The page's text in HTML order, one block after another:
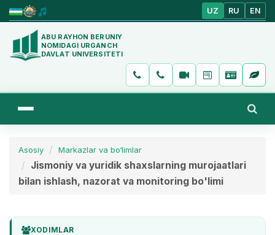
UZ RU EN
ABU RAYHON BERUNIY
NOMIDAGI URGANCH
DAVLAT UNIVERSITETI
Asosiy Markazlar va bo‘limlar
Jismoniy va yuridik shaxslarning murojaatlari
bilan ishlash, nazorat va monitoring bo'limi
XODIMLAR